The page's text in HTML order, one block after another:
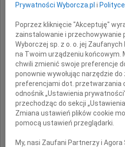
Żonie
Prywatności Wyborcza.pl i
Poprzez kliknięcie "Akceptuję"
zainstalowanie i przechowywanie
Wyborczej sp. z o. o. jej Zaufanych
na Twoim urządzeniu końcowym.
chwili zmienić swoje preferencje
ponownie wywołując narzędzie
preferencjami dot. przetwarzania
odnośnik „Ustawienia
przechodząc do sekcji
Zmiana ustawień plików cookie
pomocą ustawień przeglądarki.
My, nasi Zaufani Partnerzy i Agora